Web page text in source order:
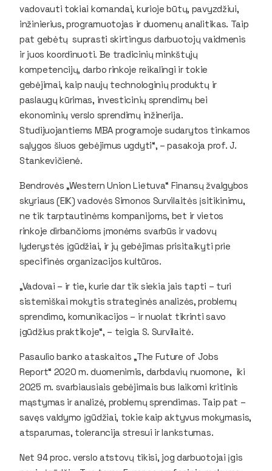
vadovauti tokiai komandai, kurioje būtų, pavyzdžiui,
inžinierius, programuotojas ir duomenų analitikas. Taip
pat gebėtų suprasti skirtingus darbuotojų vaidmenis
ir juos koordinuoti. Be tradicinių minkštųjų
kompetencijų, darbo rinkoje reikalingi ir tokie
gebėjimai, kaip naujų technologinių produktų ir
paslaugų kūrimas, investicinių sprendimų bei
ekonominių verslo sprendimų inžinerija.
Studijuojantiems MBA programoje sudarytos tinkamos
sąlygos šiuos gebėjimus ugdyti“, – pasakoja prof. J.
Stankevičienė.
Bendrovės „Western Union Lietuva“ Finansų žvalgybos
skyriaus (EIK) vadovės Simonos Survilaitės įsitikinimu,
ne tik tarptautinėms kompanijoms, bet ir vietos
rinkoje dirbančioms įmonėms svarbūs ir vadovų
lyderystės įgūdžiai, ir jų gebėjimas prisitaikyti prie
specifinės organizacijos kultūros.
„Vadovai – ir tie, kurie dar tik siekia jais tapti – turi
sistemiškai mokytis strateginės analizės, problemų
sprendimo, komunikacijos – ir nuolat tikrinti savo
įgūdžius praktikoje“, – teigia S. Survilaitė.
Pasaulio banko ataskaitos „The Future of Jobs
Report“ 2020 m. duomenimis, darbdavių nuomone, iki
2025 m. svarbiausiais gebėjimais bus laikomi kritinis
mąstymas ir analizė, problemų sprendimas. Taip pat –
savęs valdymo įgūdžiai, tokie kaip aktyvus mokymasis,
atsparumas, tolerancija stresui ir lankstumas.
Net 94 proc. verslo atstovų tikisi, jog darbuotojai įgis